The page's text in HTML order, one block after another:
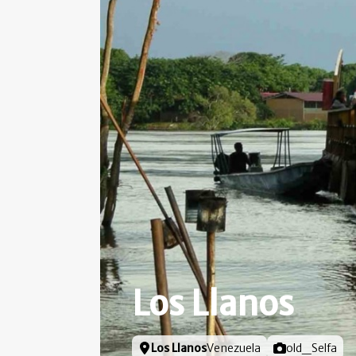
Los Llanos
Locatie
Los LlanosVenezuela Foto door
old_Selfa